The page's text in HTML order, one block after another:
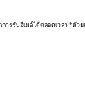
การรับอีเมล์ได้ตลอดเวลา *ด้